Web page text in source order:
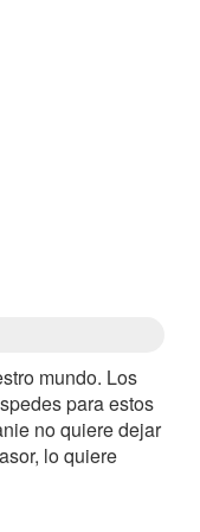
mundo. Los
para estos
no quiere dejar
lo quiere